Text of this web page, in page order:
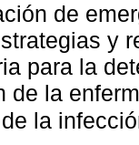
de
y
para la
de la
la